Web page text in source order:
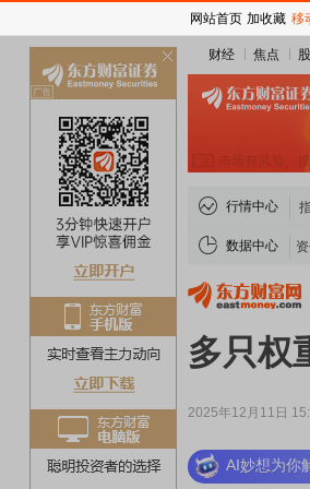
财经 焦点
行情中心
数据中心
多只权
2025年12月11日
AI妙想为你
网站首页 加收藏 移
关